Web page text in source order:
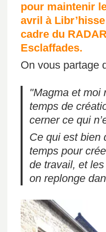
pour maintenir
avril à
cadre du
Esclaffades.
On vous partage
"Magma et moi
temps de
cerner ce qui
Ce qui est bien
temps pour
de travail, et
on replonge